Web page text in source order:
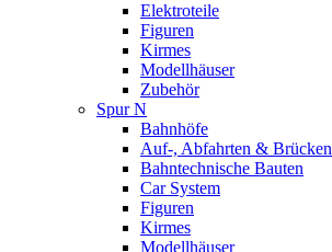
Elektroteile
Figuren
Kirmes
Modellhäuser
Zubehör
Spur N
Bahnhöfe
Auf-, Abfahrten & Brücken
Bahntechnische Bauten
Car System
Figuren
Kirmes
Modellhäuser